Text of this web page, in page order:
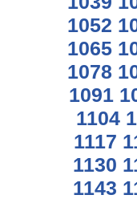
1052
1065
1078
1091
1104
1117
1130
1143